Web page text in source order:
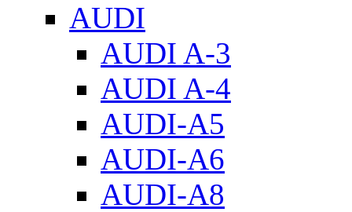
AUDI
AUDI A-3
AUDI A-4
AUDI-A5
AUDI-A6
AUDI-A8